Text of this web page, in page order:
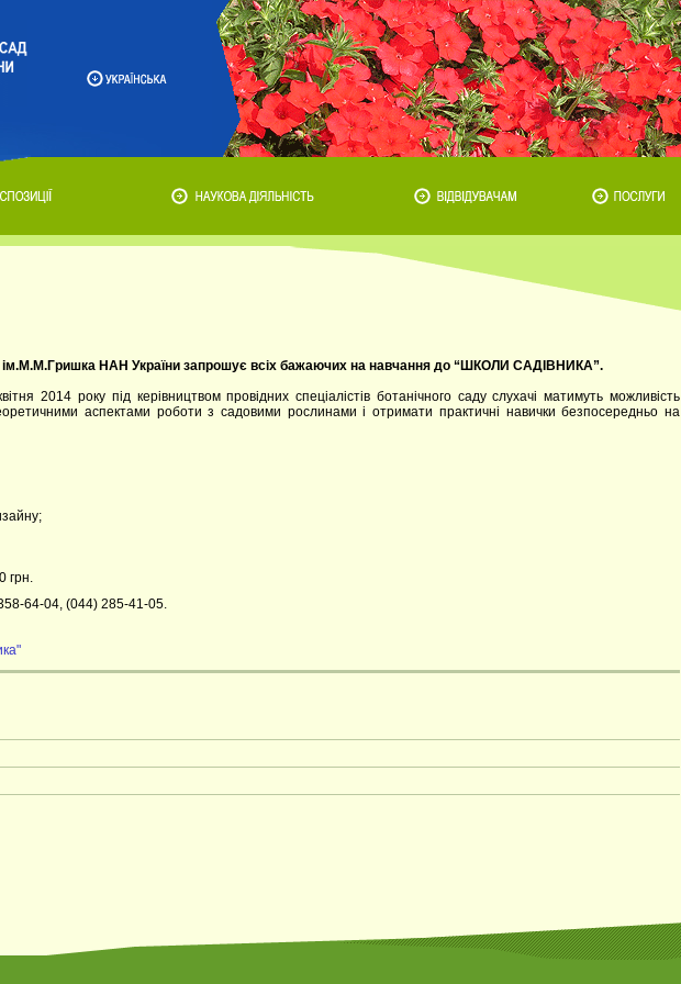
ім.М.М.Гришка НАН України запрошує всіх бажаючих на навчання до “ШКОЛИ САДІВНИКА”.
2014 року під керівництвом провідних спеціалістів ботанічного саду слухачі матимуть можливість
аспектами роботи з садовими рослинами і отримати практичні навички безпосередньо на
грн.
64-04, (044) 285-41-05.